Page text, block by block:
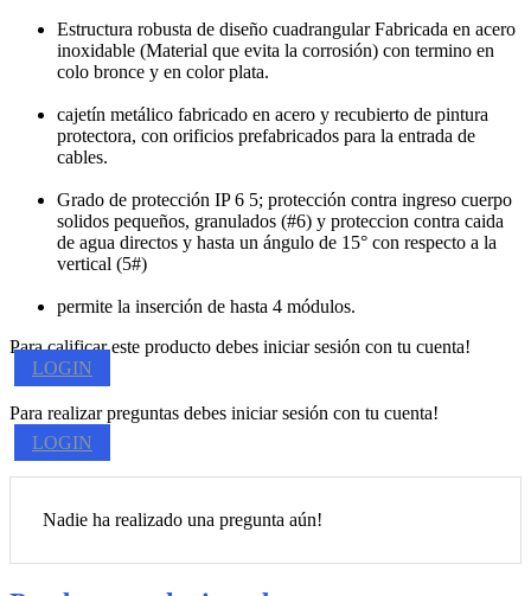
Estructura robusta de diseño cuadrangular Fabricada en acero
inoxidable (Material que evita la corrosión) con termino en
colo bronce y en color plata.
cajetín metálico fabricado en acero y recubierto de pintura
protectora, con orificios prefabricados para la entrada de
cables.
Grado de protección IP 6 5; protección contra ingreso cuerpo
solidos pequeños, granulados (#6) y proteccion contra caida
de agua directos y hasta un ángulo de 15° con respecto a la
vertical (5#)
permite la inserción de hasta 4 módulos.
Para calificar este producto debes iniciar sesión con tu cuenta!
LOGIN
Para realizar preguntas debes iniciar sesión con tu cuenta!
LOGIN
Nadie ha realizado una pregunta aún!